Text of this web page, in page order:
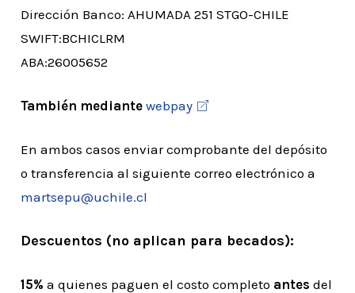
Dirección Banco: AHUMADA 251 STGO-CHILE
SWIFT:BCHICLRM
ABA:26005652
También mediantewebpay
En ambos casos enviar comprobante del depósito
o transferencia al siguiente correo electrónico a
martsepu@uchile.cl
Descuentos (no aplican para becados):
15%a quienes paguen el costo completo antes del